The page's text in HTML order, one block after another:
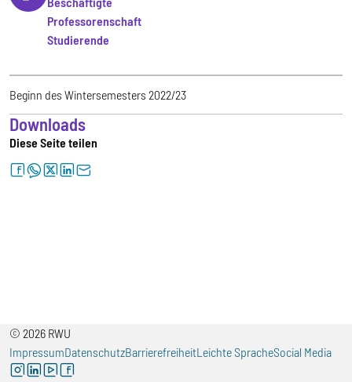
Professorenschaft
Studierende
Beginn des Wintersemesters 2022/23
Downloads
Diese Seite teilen
facebookwhatsapptwitterlinkedinletter
© 2026 RWU
ImpressumDatenschutzBarrierefreiheitLeichte SpracheSocial Media
instagramlinkedinyoutubefacebook